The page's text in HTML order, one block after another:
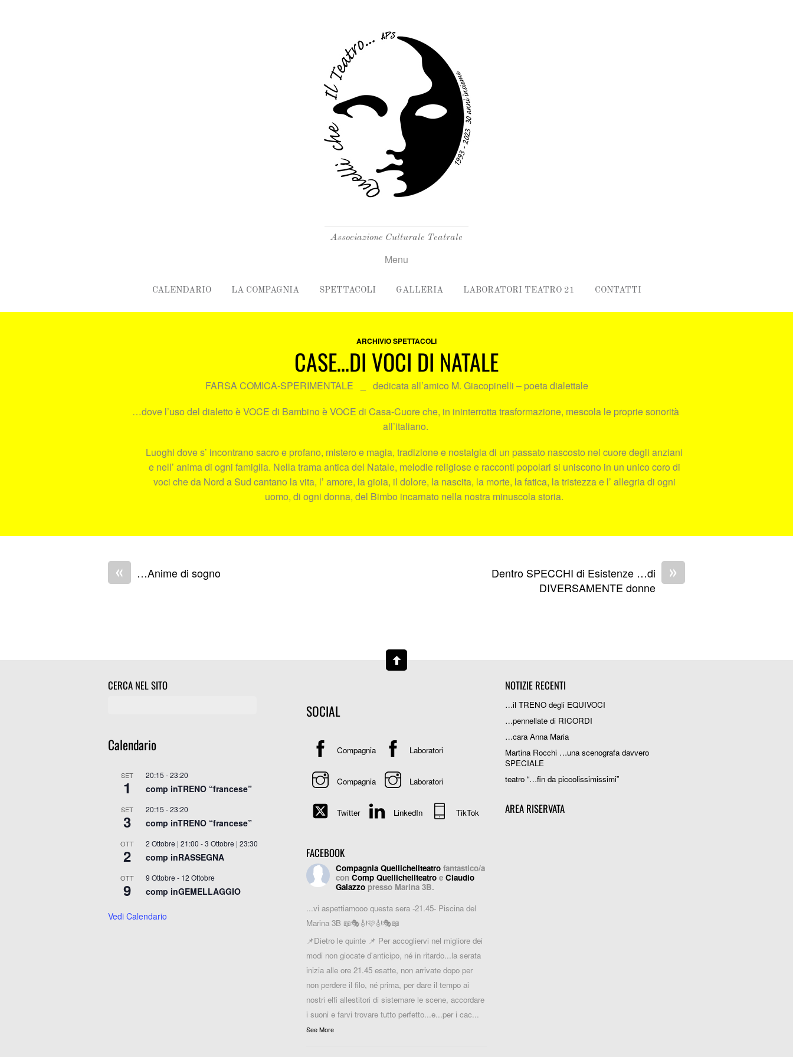
Associazione Culturale Teatrale
Menu
CALENDARIO LA COMPAGNIA SPETTACOLI GALLERIA LABORATORI TEATRO 21 CONTATTI
ARCHIVIO SPETTACOLI
CASE…DI VOCI DI NATALE
FARSA COMICA-SPERIMENTALE _ dedicata all’amico M. Giacopinelli – poeta dialettale
…dove l’uso del dialetto è VOCE di Bambino è VOCE di Casa-Cuore che, in ininterrotta trasformazione, mescola le proprie sonorità
all’italiano.
Luoghi dove s’ incontrano sacro e profano, mistero e magia, tradizione e nostalgia di un passato nascosto nel cuore degli anziani
e nell’ anima di ogni famiglia. Nella trama antica del Natale, melodie religiose e racconti popolari si uniscono in un unico coro di
voci che da Nord a Sud cantano la vita, l’ amore, la gioia, il dolore, la nascita, la morte, la fatica, la tristezza e l’ allegria di ogni
uomo, di ogni donna, del Bimbo incarnato nella nostra minuscola storia.
« …Anime di sogno »
Dentro SPECCHI di Esistenze …di
DIVERSAMENTE donne
CERCA NEL SITO
Calendario
SET
1
20:15 -23:20
comp inTRENO “francese”
SET
3
20:15 -23:20
comp inTRENO “francese”
OTT
2
2 Ottobre | 21:00 -3 Ottobre | 23:30
comp inRASSEGNA
OTT
9
9 Ottobre - 12 Ottobre
comp inGEMELLAGGIO
Vedi Calendario
SOCIAL
Compagnia Laboratori
Compagnia Laboratori
Twitter LinkedIn TikTok
FACEBOOK
Compagnia Quellicheilteatro fantastico/a
conComp Quellicheilteatro eClaudio
Galazzo presso Marina 3B.
...vi aspettiamooo questa sera -21.45- Piscina del
Marina 3B 📖🎭🎻🩷🎻🎭📖
📌Dietro le quinte 📌 Per accogliervi nel migliore dei
modi non giocate d'anticipo, né in ritardo...la serata
inizia alle ore 21.45 esatte, non arrivate dopo per
non perdere il filo, né prima, per dare il tempo ai
nostri elfi allestitori di sistemare le scene, accordare
i suoni e farvi trovare tutto perfetto...e...per i cac...
See More
NOTIZIE RECENTI
…il TRENO degli EQUIVOCI
…pennellate di RICORDI
…cara Anna Maria
Martina Rocchi …una scenografa davvero
SPECIALE
teatro “…fin da piccolissimissimi”
AREA RISERVATA